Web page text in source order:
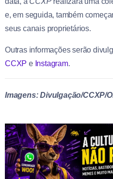
e, em seguida, também
seus canais proprietários.
Outras informações serão
CCXP e Instagram.
Imagens: Divulgação/CCXP/